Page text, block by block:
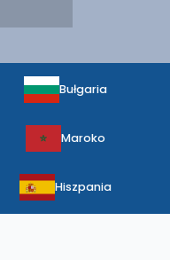
Bułgaria
Maroko
Hiszpania